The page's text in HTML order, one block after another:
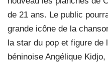
de 21 ans. Le public
grande icône de la
la star du pop et figure de
béninoise Angélique